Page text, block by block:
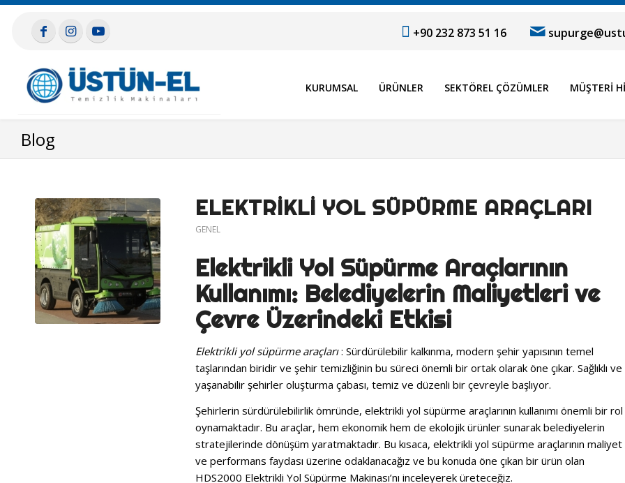
+90 232 873 51 16
KURUMSAL ÜRÜNLER SEKTÖREL ÇÖZÜMLER MÜŞTERI
Blog
ELEKTRIKLI YOL SÜPÜRME ARAÇLARI
GENEL
Elektrikli Yol Süpürme Araçlarının
Kullanımı: Belediyelerin Maliyetleri ve
Çevre Üzerindeki Etkisi
Elektrikli yol süpürme araçları: Sürdürülebilir kalkınma, modern şehir yapısının temel
taşlarından biridir ve şehir temizliğinin bu süreci önemli bir ortak olarak öne çıkar. Sağlıklı ve
yaşanabilir şehirler oluşturma çabası, temiz ve düzenli bir çevreyle başlıyor.
Şehirlerin sürdürülebilirlik ömründe, elektrikli yol süpürme araçlarının kullanımı önemli bir rol
oynamaktadır. Bu araçlar, hem ekonomik hem de ekolojik ürünler sunarak belediyelerin
stratejilerinde dönüşüm yaratmaktadır. Bu kısaca, elektrikli yol süpürme araçlarının maliyet
ve performans faydası üzerine odaklanacağız ve bu konuda öne çıkan bir ürün olan
HDS2000 Elektrikli Yol Süpürme Makinası’nı inceleyerek üreteceğiz.